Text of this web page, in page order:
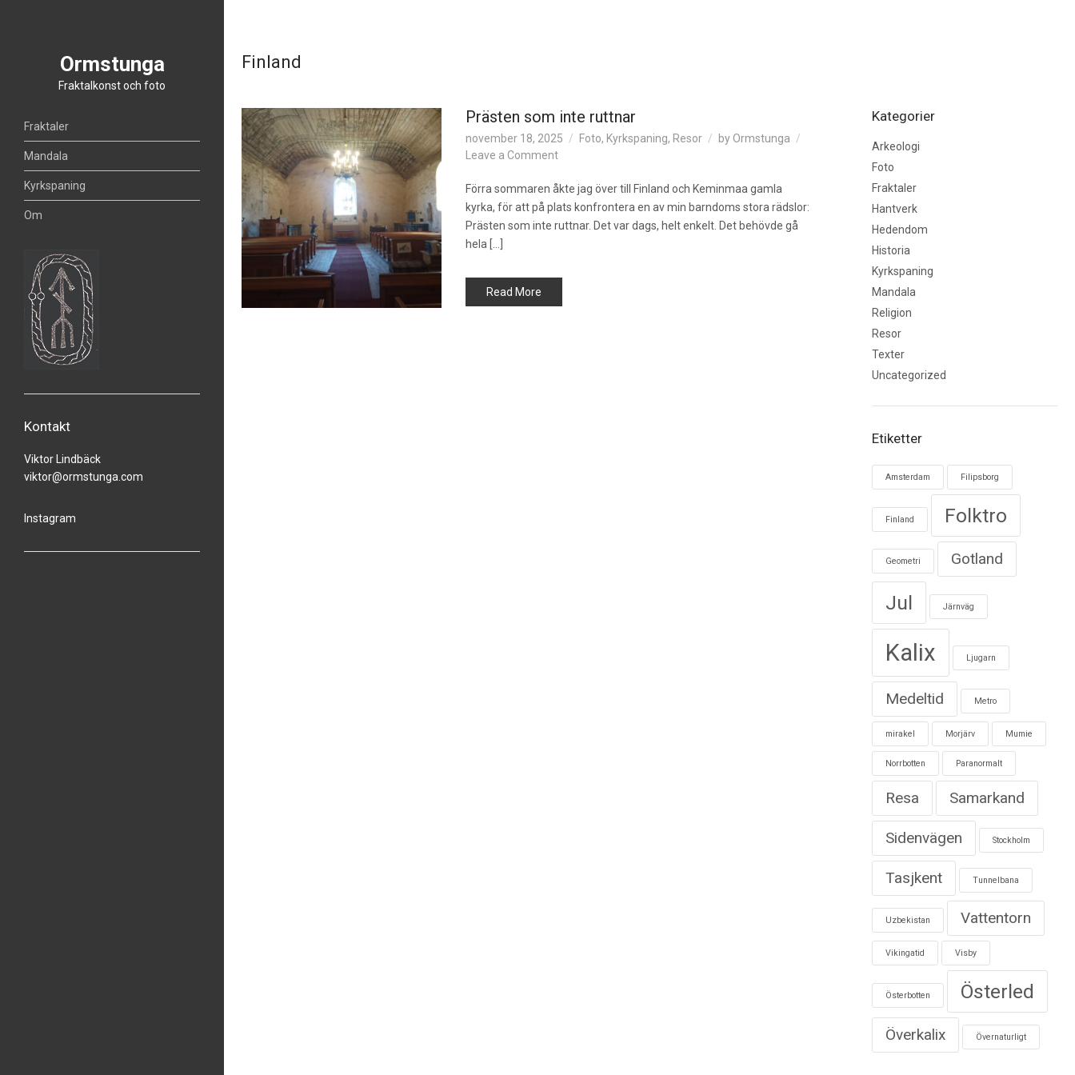
Ormstunga
Fraktalkonst och foto
Fraktaler
Mandala
Kyrkspaning
Om
Kontakt
Viktor Lindbäck
viktor@ormstunga.com
Instagram
Finland
Prästen som inte ruttnar
november 18, 2025 Foto, Kyrkspaning, Resor by Ormstunga
Leave a Commenton
som
inte
ruttnar
Förra sommaren åkte jag över till Finland och Keminmaa gamla
kyrka, för att på plats konfrontera en av min barndoms stora rädslor:
Prästen som inte ruttnar. Det var dags, helt enkelt. Det behövde gå
hela […]
Read More
Kategorier
Arkeologi
Foto
Fraktaler
Hantverk
Hedendom
Historia
Kyrkspaning
Mandala
Religion
Resor
Texter
Uncategorized
Etiketter
Amsterdam Filipsborg
Finland Folktro
Geometri Gotland
Jul Järnväg
Kalix Ljugarn
Medeltid Metro
mirakel Morjärv Mumie
Norrbotten Paranormalt
Resa Samarkand
Sidenvägen Stockholm
Tasjkent Tunnelbana
Uzbekistan Vattentorn
Vikingatid Visby
Österbotten Österled
Överkalix Övernaturligt